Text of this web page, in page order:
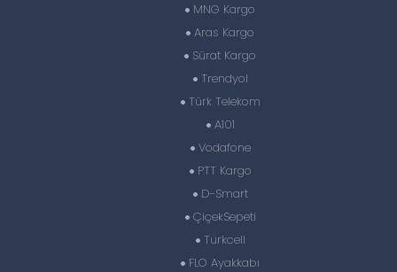
MNG Kargo
Aras Kargo
Sürat Kargo
Trendyol
Türk Telekom
A101
Vodafone
PTT Kargo
D-Smart
ÇiçekSepeti
Turkcell
FLO Ayakkabı